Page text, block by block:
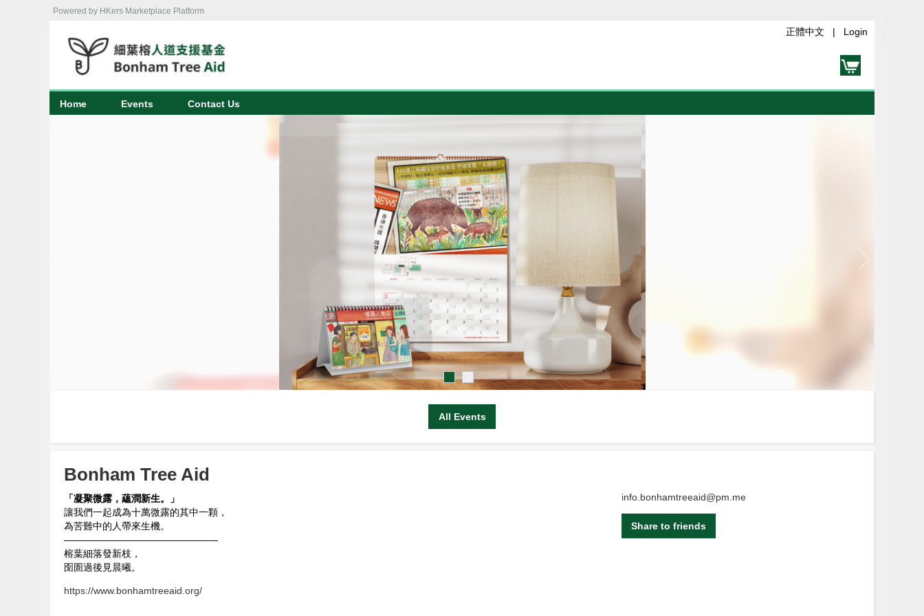
Powered by HKers Marketplace Platform
正體中文 | Login
Home Events Contact Us
All Events
Bonham Tree Aid
「凝聚微露，蘊潤新生。」
讓我們一起成為十萬微露的其中一顆，
為苦難中的人帶來生機。
————————————————
榕葉細落發新枝，
囹圄過後見晨曦。
https://www.bonhamtreeaid.org/
info.bonhamtreeaid@pm.me
Share to friends